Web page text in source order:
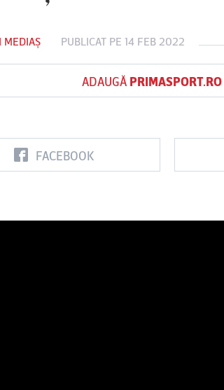
MEDIAȘ PUBLICAT PE 14 FEB 2022
ADAUGĂ PRIMASPORT.RO
FACEBOOK
Corvinul
Sepsi OSK Sf
Vs
FCSB